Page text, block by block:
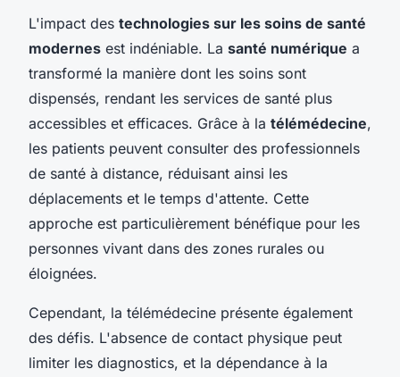
L'impact des technologies sur les soins de santé
modernes est indéniable. La santé numérique a
transformé la manière dont les soins sont
dispensés, rendant les services de santé plus
accessibles et efficaces. Grâce à la télémédecine,
les patients peuvent consulter des professionnels
de santé à distance, réduisant ainsi les
déplacements et le temps d'attente. Cette
approche est particulièrement bénéfique pour les
personnes vivant dans des zones rurales ou
éloignées.
Cependant, la télémédecine présente également
des défis. L'absence de contact physique peut
limiter les diagnostics, et la dépendance à la